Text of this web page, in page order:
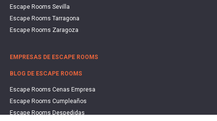
Escape Rooms Sevilla
Escape Rooms Tarragona
Escape Rooms Zaragoza
EMPRESAS DE ESCAPE ROOMS
BLOG DE ESCAPE ROOMS
Escape Rooms Cenas Empresa
Escape Rooms Cumpleaños
Escape Rooms Despedidas